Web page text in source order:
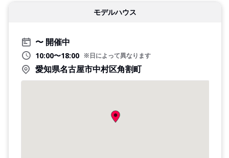
モデルハウス
開催中
10:00〜18:00 ※日によって異なります
愛知県名古屋市中村区角割町